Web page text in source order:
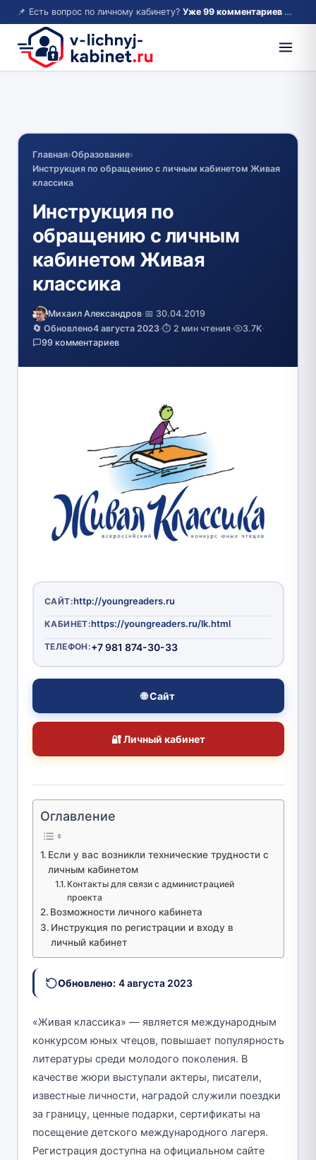
📌 Есть вопрос по личному кабинету? Уже 99 комментариев — возможно, ответ там!
Главная›Образование›
Инструкция по обращению с личным кабинетом Живая
классика
Инструкция по
обращению с личным
кабинетом Живая
классика
Михаил Александров·📅 30.04.2019
🔄 Обновлено4 августа 2023·⏱️ 2 мин чтения· 3.7K·
99 комментариев
САЙТ:http://youngreaders.ru
КАБИНЕТ:https://youngreaders.ru/lk.html
ТЕЛЕФОН:+7 981 874-30-33
🌐 Сайт
🔐 Личный кабинет
Оглавление
Если у вас возникли технические трудности с
личным кабинетом
Контакты для связи с администрацией
проекта
Возможности личного кабинета
Инструкция по регистрации и входу в
личный кабинет
Обновлено: 4 августа 2023
«Живая классика» — является международным
конкурсом юных чтецов, повышает популярность
литературы среди молодого поколения. В
качестве жюри выступали актеры, писатели,
известные личности, наградой служили поездки
за границу, ценные подарки, сертификаты на
посещение детского международного лагеря.
Регистрация доступна на официальном сайте